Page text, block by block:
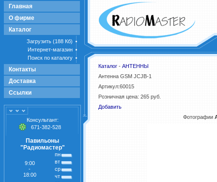
Главная
О фирме
Каталог
Загрузить (188 Кб)
Интернет-магазин
Поиск по каталогу
Контакты
Доставка
Ссылки
Консультант:
671-382-528
Павильоны
"Радиомастер"
9:00
-
18:00
пн
вт
ср
чт
Каталог - АНТЕННЫ
Антенна GSM JCJB-1
Артикул:60015
Розничная цена: 265 руб.
Добавить
Фотографии